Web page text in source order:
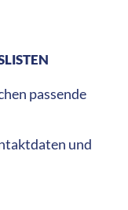
passende
und